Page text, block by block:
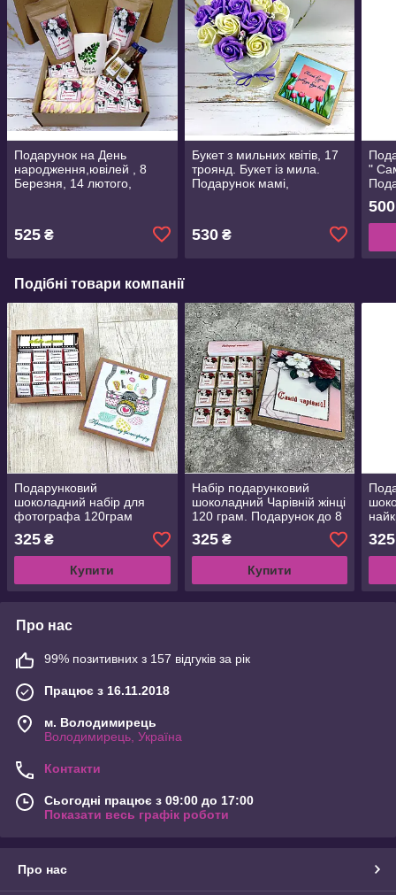
Подарунок на День
народження,ювілей , 8
Березня, 14 лютого,
525 ₴
Букет з мильних квітів, 17
троянд. Букет із мила.
Подарунок мамі,
530₴
"
500
Подібні товари компанії
Подарунковий
шоколадний набір для
фотографа 120грам
Подарунок фотографу на
День народження,День
фотографа,корпоративні
подарунки
325 ₴
Купити
Набір подарунковий
шоколадний Чарівній жінці
120 грам. Подарунок до 8
Березня, День
народження,14 лютого
325₴
Купити
на
325
Про нас
99% позитивних з 157 відгуків за рік
Працює з 16.11.2018
м. Володимирець
Володимирець, Україна
Контакти
Сьогодні працює з 09:00 до 17:00
Показати весь графік роботи
Про нас